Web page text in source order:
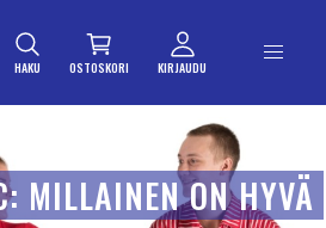
HAKU OSTOSKORI KIRJAUDU
MILLAINEN ON HYVÄ